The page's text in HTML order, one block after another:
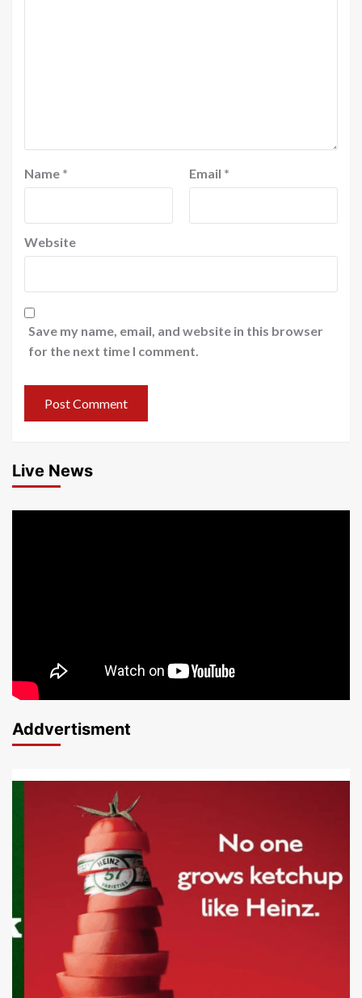
Name * Email *
Website
Save my name, email, and website in this browser
for the next time I comment.
Live News
Addvertisment